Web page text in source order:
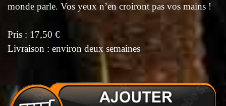
monde parle. Vos yeux n’en croiront pas vos mains !
Pris : 17,50 €
Livraison : environ deux semaines